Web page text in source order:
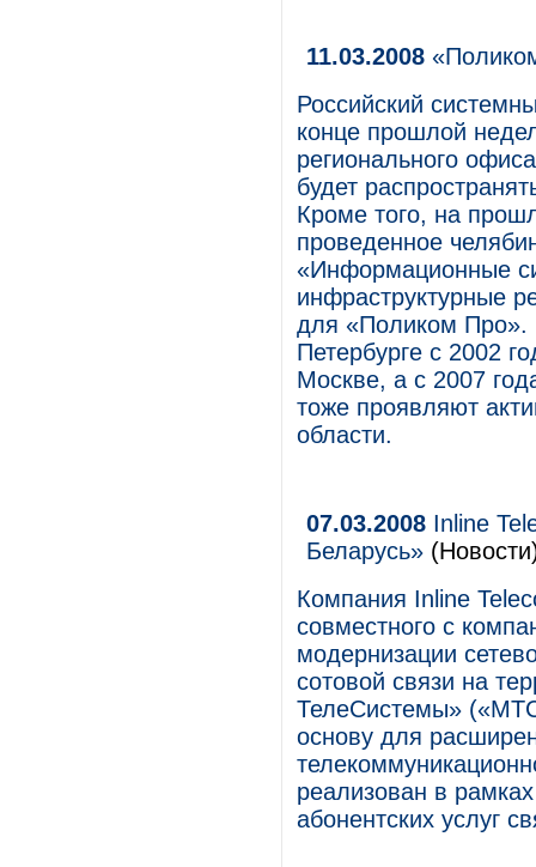
11.03.2008
Российский
конце прошлой
регионального
будет
Кроме того, на
проведенное
«Информационные
инфраструктурные
для «Поликом Про».
Петербурге с 2002
Москве, а с 2007
тоже проявляют
области.
07.03.2008 Inline
Беларусь»
Компания Inline
совместного с
модернизации
сотовой связи на
ТелеСистемы»
основу для
реализован в
абонентских услуг